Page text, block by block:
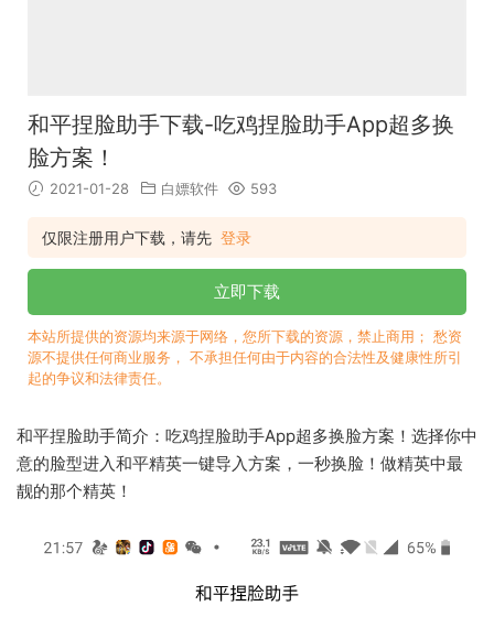
和平捏脸助手下载-吃鸡捏脸助手App超多换
脸方案！
2021-01-28 白嫖软件 593
仅限注册用户下载，请先 登录
立即下载
本站所提供的资源均来源于网络，您所下载的资源，禁止商用； 愁资
源不提供任何商业服务， 不承担任何由于内容的合法性及健康性所引
起的争议和法律责任。
和平捏脸助手简介：吃鸡捏脸助手App超多换脸方案！选择你中
意的脸型进入和平精英一键导入方案，一秒换脸！做精英中最
靓的那个精英！